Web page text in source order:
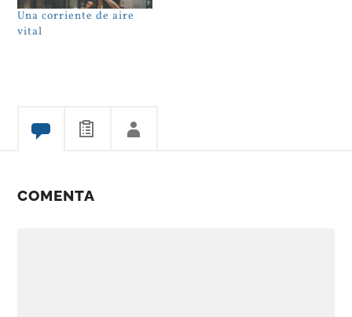
Una corriente de aire
vital
COMENTA